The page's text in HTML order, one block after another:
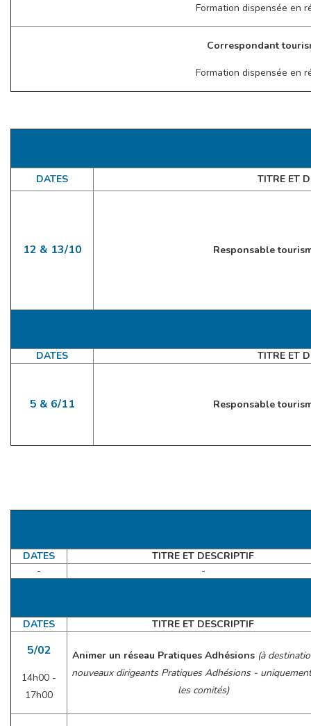
Formation dispensée en
Correspondant
Formation dispensée en
DATES TITRE ET
12 & 13/10 Responsable
DATES TITRE ET
5 & 6/11 Responsable
DATES
TITRE ET DESCRIPTIF
-
-
DATES TITRE ET DESCRIPTIF
5/02
14h00 -
17h00
Animer un réseau Pratiques Adhésions (à
nouveaux dirigeants Pratiques Adhésions -
les comités)